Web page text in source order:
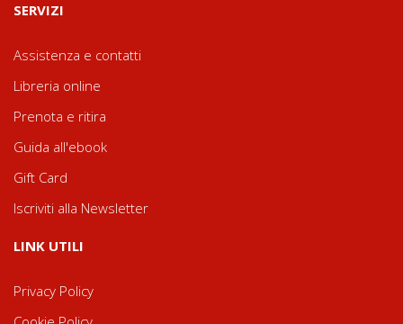
SERVIZI
Assistenza e contatti
Libreria online
Prenota e ritira
Guida all'ebook
Gift Card
Iscriviti alla Newsletter
LINK UTILI
Privacy Policy